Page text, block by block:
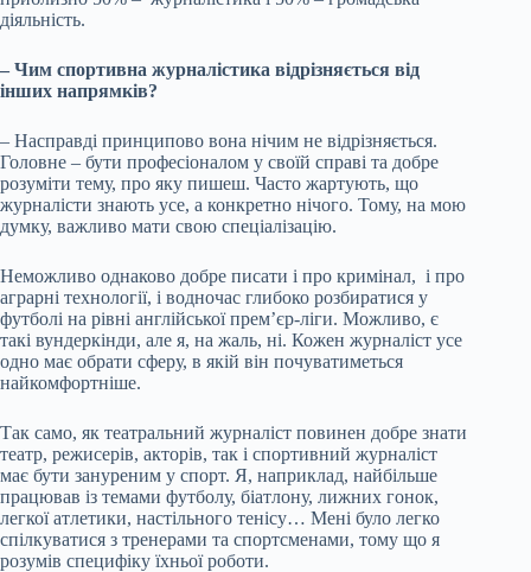
діяльність.
– Чим спортивна журналістика відрізняється від
інших напрямків?
– Насправді принципово вона нічим не відрізняється.
Головне – бути професіоналом у своїй справі та добре
розуміти тему, про яку пишеш. Часто жартують, що
журналісти знають усе, а конкретно нічого. Тому, на мою
думку, важливо мати свою спеціалізацію.
Неможливо однаково добре писати і про кримінал, і про
аграрні технології, і водночас глибоко розбиратися у
футболі на рівні англійської прем’єр-ліги. Можливо, є
такі вундеркінди, але я, на жаль, ні. Кожен журналіст усе
одно має обрати сферу, в якій він почуватиметься
найкомфортніше.
Так само, як театральний журналіст повинен добре знати
театр, режисерів, акторів, так і спортивний журналіст
має бути зануреним у спорт. Я, наприклад, найбільше
працював із темами футболу, біатлону, лижних гонок,
легкої атлетики, настільного тенісу… Мені було легко
спілкуватися з тренерами та спортсменами, тому що я
розумів специфіку їхньої роботи.